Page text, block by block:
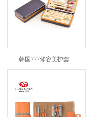
韩国777修容美护套...